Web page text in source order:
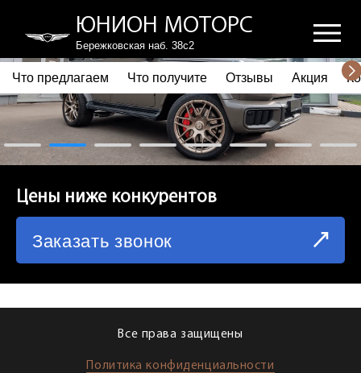
ЮНИОН МОТОРС
Бережковская наб. 38с2
ПОЧЕМУ ВЫБИРАЮТ НАС
ЧТО ПРЕДЛАГАЕМ
ЧТО ПОЛУЧИТЕ
СХЕМА ПРОЕЗДА
Что предлагаем Что получите Отзывы Акция
Цены ниже конкурентов
Заказать звонок
Все права защищены
Политика конфиденциальности